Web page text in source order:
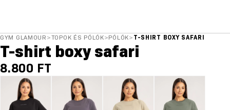
GYM GLAMOUR >TOPOK ÉS PÓLÓK>PÓLÓK> T-SHIRT BOXY SAFARI
T-shirt boxy safari
8.800 FT